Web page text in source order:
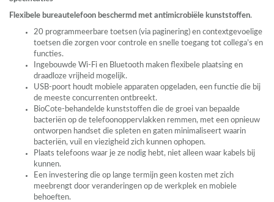
Flexibele bureautelefoon beschermd met antimicrobiële kunststoffen.
20 programmeerbare toetsen (via paginering) en contextgevoelige
toetsen die zorgen voor controle en snelle toegang tot collega’s en
functies.
Ingebouwde Wi-Fi en Bluetooth maken flexibele plaatsing en
draadloze vrijheid mogelijk.
USB-poort houdt mobiele apparaten opgeladen, een functie die bij
de meeste concurrenten ontbreekt.
BioCote-behandelde kunststoffen die de groei van bepaalde
bacteriën op de telefoonoppervlakken remmen, met een opnieuw
ontworpen handset die spleten en gaten minimaliseert waarin
bacteriën, vuil en viezigheid zich kunnen ophopen.
Plaats telefoons waar je ze nodig hebt, niet alleen waar kabels bij
kunnen.
Een investering die op lange termijn geen kosten met zich
meebrengt door veranderingen op de werkplek en mobiele
behoeften.